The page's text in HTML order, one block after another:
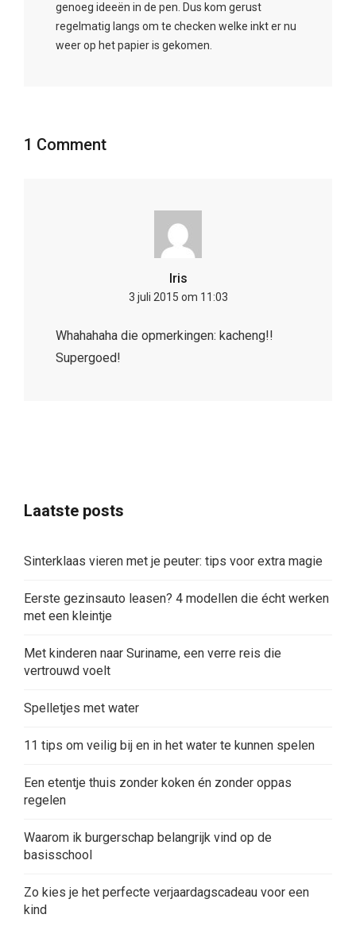
genoeg ideeën in de pen. Dus kom gerust
regelmatig langs om te checken welke inkt er nu
weer op het papier is gekomen.
1 Comment
Iris
3 juli 2015 om 11:03
Whahahaha die opmerkingen: kacheng!!
Supergoed!
Laatste posts
Sinterklaas vieren met je peuter: tips voor extra magie
Eerste gezinsauto leasen? 4 modellen die écht werken
met een kleintje
Met kinderen naar Suriname, een verre reis die
vertrouwd voelt
Spelletjes met water
11 tips om veilig bij en in het water te kunnen spelen
Een etentje thuis zonder koken én zonder oppas
regelen
Waarom ik burgerschap belangrijk vind op de
basisschool
Zo kies je het perfecte verjaardagscadeau voor een
kind